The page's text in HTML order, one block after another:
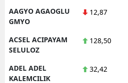
AAGYO AGAOGLU
GMYO
12,87
ACSEL ACIPAYAM
SELULOZ
128,50
ADEL ADEL
KALEMCILIK
32,42